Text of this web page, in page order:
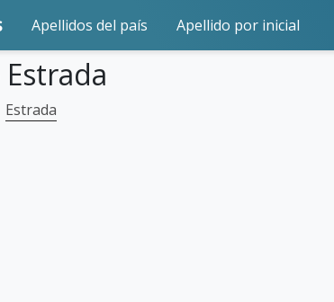
Apellidos del país Apellido por inicial
Estrada